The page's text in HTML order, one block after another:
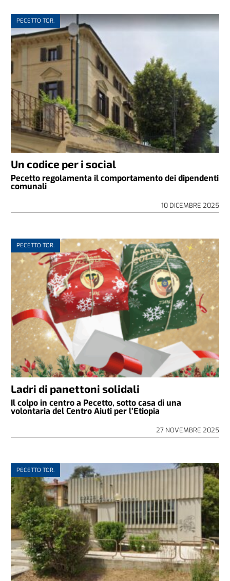
PECETTO TOR.
Un codice per i social
Pecetto regolamenta il comportamento dei dipendenti
comunali
10 DICEMBRE 2025
PECETTO TOR.
Ladri di panettoni solidali
Il colpo in centro a Pecetto, sotto casa di una
volontaria del Centro Aiuti per l’Etiopia
27 NOVEMBRE 2025
PECETTO TOR.